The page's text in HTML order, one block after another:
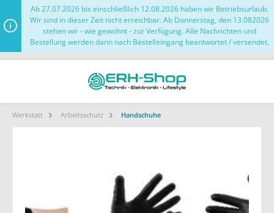
Ab 27.07.2026 bis einschließlich 12.08.2026 haben wir Betriebsurlaub.
Wir sind in dieser Zeit nicht erreichbar. Ab Donnerstag, den 13.082026
stehen wir - wie gewohnt - zur Verfügung. Alle Nachrichten und
Bestellung werden dann nach Bestelleingang beantwortet / versendet.
Werkstatt Arbeitsschutz Handschuhe